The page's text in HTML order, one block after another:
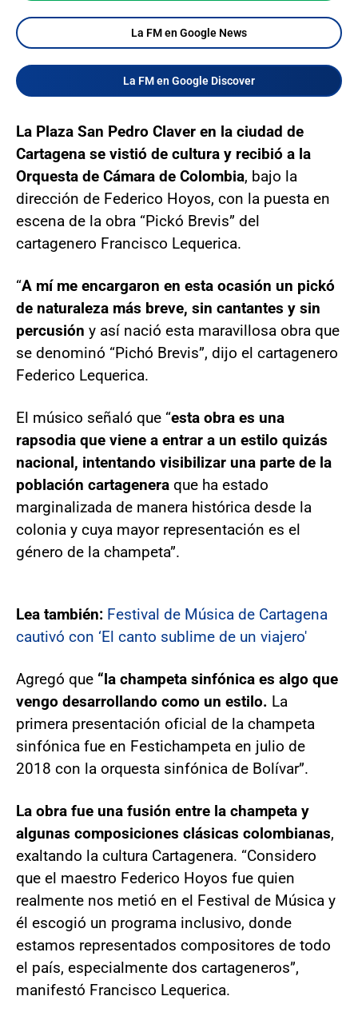
La FM en Google News
La FM en Google Discover
La Plaza San Pedro Claver en la ciudad de
Cartagena se vistió de cultura y recibió a la
Orquesta de Cámara de Colombia, bajo la
dirección de Federico Hoyos, con la puesta en
escena de la obra “Pickó Brevis” del
cartagenero Francisco Lequerica.
“A mí me encargaron en esta ocasión un pickó
de naturaleza más breve, sin cantantes y sin
percusión y así nació esta maravillosa obra que
se denominó “Pichó Brevis”, dijo el cartagenero
Federico Lequerica.
El músico señaló que “esta obra es una
rapsodia que viene a entrar a un estilo quizás
nacional, intentando visibilizar una parte de la
población cartagenera que ha estado
marginalizada de manera histórica desde la
colonia y cuya mayor representación es el
género de la champeta”.
Lea también: Festival de Música de Cartagena
cautivó con ‘El canto sublime de un viajero'
Agregó que “la champeta sinfónica es algo que
vengo desarrollando como un estilo. La
primera presentación oficial de la champeta
sinfónica fue en Festichampeta en julio de
2018 con la orquesta sinfónica de Bolívar”.
La obra fue una fusión entre la champeta y
algunas composiciones clásicas colombianas,
exaltando la cultura Cartagenera. “Considero
que el maestro Federico Hoyos fue quien
realmente nos metió en el Festival de Música y
él escogió un programa inclusivo, donde
estamos representados compositores de todo
el país, especialmente dos cartageneros”,
manifestó Francisco Lequerica.